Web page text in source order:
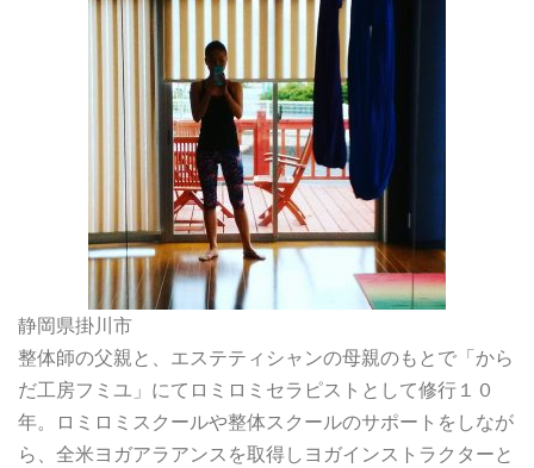
静岡県掛川市
整体師の父親と、エステティシャンの母親のもとで「から
だ工房フミユ」にてロミロミセラピストとして修行１０
年。ロミロミスクールや整体スクールのサポートをしなが
ら、全米ヨガアラアンスを取得しヨガインストラクターと